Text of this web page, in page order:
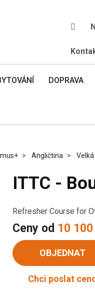
DOPRAVA
Angličtina
ITTC -
Refresher Course for
Ceny od 10
OBJEDNAT
Chci poslat